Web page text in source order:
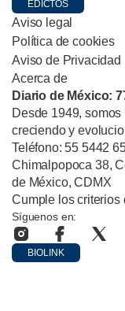
EDICTOS
Aviso legal
Política de cookies
Aviso de Privacidad
Acerca de
Diario de México:
Desde 1949,
creciendo y
Teléfono: 55 5442
Chimalpopoca 38,
de México, CDMX
Cumple los criterios
Síguenos en:
BIOLINK